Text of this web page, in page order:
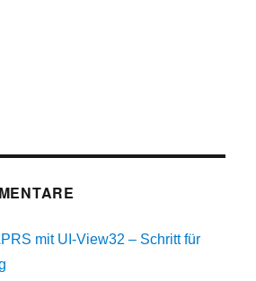
mit UI-View32 – Schritt für